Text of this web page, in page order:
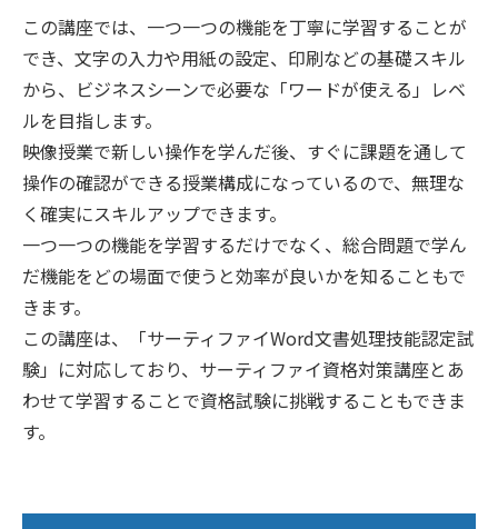
この講座では、一つ一つの機能を丁寧に学習することが
でき、文字の入力や用紙の設定、印刷などの基礎スキル
から、ビジネスシーンで必要な「ワードが使える」レベ
ルを目指します。
映像授業で新しい操作を学んだ後、すぐに課題を通して
操作の確認ができる授業構成になっているので、無理な
く確実にスキルアップできます。
一つ一つの機能を学習するだけでなく、総合問題で学ん
だ機能をどの場面で使うと効率が良いかを知ることもで
きます。
この講座は、「サーティファイWord文書処理技能認定試
験」に対応しており、サーティファイ資格対策講座とあ
わせて学習することで資格試験に挑戦することもできま
す。